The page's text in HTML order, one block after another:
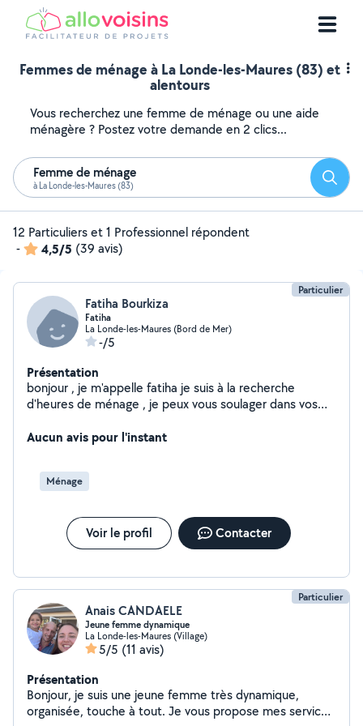
Femmes de ménage à La Londe-les-Maures (83) et
alentours
Vous recherchez une femme de ménage ou une aide
ménagère ? Postez votre demande en 2 clics...
Femme de ménage
à La Londe-les-Maures (83)
12 Particuliers et 1 Professionnel répondent
-
4,5/5 (39 avis)
Particulier
Fatiha Bourkiza
Fatiha
La Londe-les-Maures (Bord de Mer)
-/5
Présentation
bonjour , je m'appelle fatiha je suis à la recherche
d'heures de ménage , je peux vous soulager dans vos
ou séniors ... gentil et sociable
Aucun avis pour l'instant
Ménage
Voir le profil Contacter
Particulier
Anais CANDAELE
Jeune femme dynamique
La Londe-les-Maures (Village)
5/5 (11 avis)
Présentation
Bonjour, je suis une jeune femme très dynamique,
organisée, touche à tout. Je vous propose mes services